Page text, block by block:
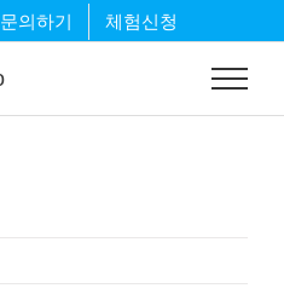
문의하기 체험신청